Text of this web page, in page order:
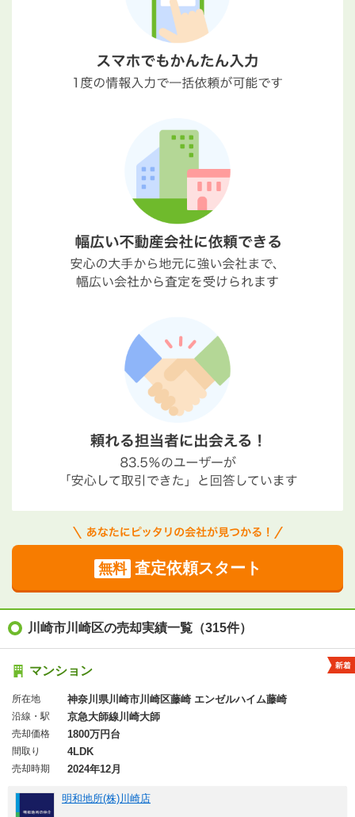
無料 査定依頼スタート
川崎市川崎区の売却実績一覧（315件）
マンション
所在地 神奈川県川崎市川崎区藤崎 エンゼルハイム藤崎
沿線・駅 京急大師線川崎大師
売却価格 1800万円台
間取り 4LDK
売却時期 2024年12月
明和地所(株)川崎店